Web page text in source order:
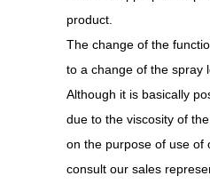
product.
The change of the
to a change of the spray
Although it is basically
due to the viscosity of
on the purpose of use of
consult our sales